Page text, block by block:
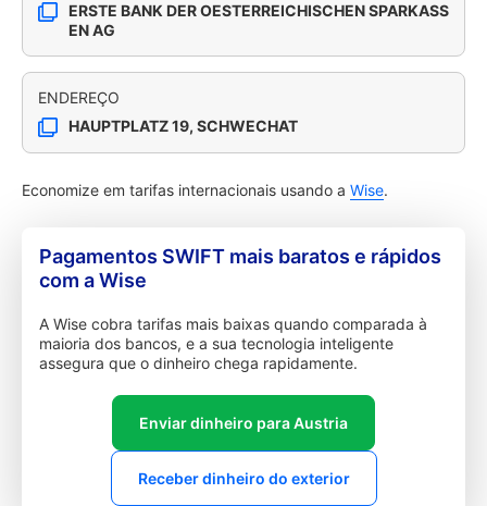
ERSTE BANK DER OESTERREICHISCHEN SPARKASS
EN AG
ENDEREÇO
HAUPTPLATZ 19, SCHWECHAT
Economize em tarifas internacionais usando a Wise.
Pagamentos SWIFT mais baratos e rápidos
com a Wise
A Wise cobra tarifas mais baixas quando comparada à
maioria dos bancos, e a sua tecnologia inteligente
assegura que o dinheiro chega rapidamente.
Enviar dinheiro para Austria
Receber dinheiro do exterior